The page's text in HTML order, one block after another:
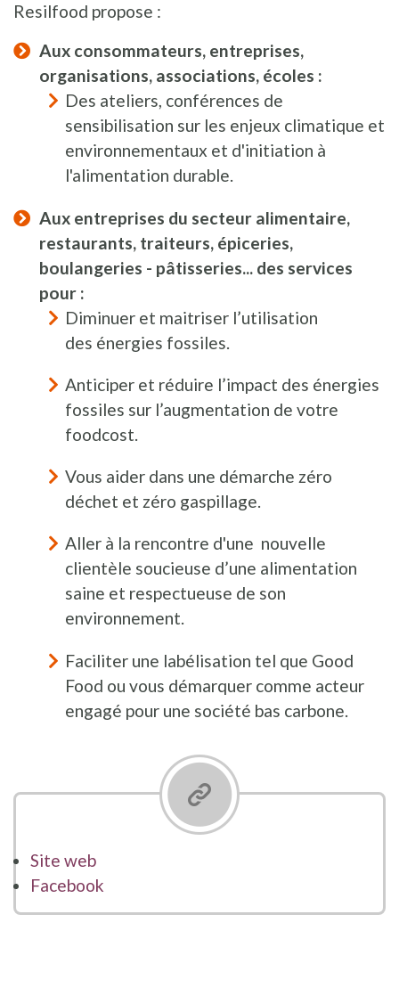
Resilfood propose :
Aux consommateurs, entreprises,
organisations, associations, écoles :
Des ateliers, conférences de
sensibilisation sur les enjeux climatique et
environnementaux et d'initiation à
l'alimentation durable.
Aux entreprises du secteur alimentaire,
restaurants, traiteurs, épiceries,
boulangeries - pâtisseries... des services
pour :
Diminuer et maitriser l’utilisation
des énergies fossiles.
Anticiper et réduire l’impact des énergies
fossiles sur l’augmentation de votre
foodcost.
Vous aider dans une démarche zéro
déchet et zéro gaspillage.
Aller à la rencontre d'une nouvelle
clientèle soucieuse d’une alimentation
saine et respectueuse de son
environnement.
Faciliter une labélisation tel que Good
Food ou vous démarquer comme acteur
engagé pour une société bas carbone.
Site web
Facebook